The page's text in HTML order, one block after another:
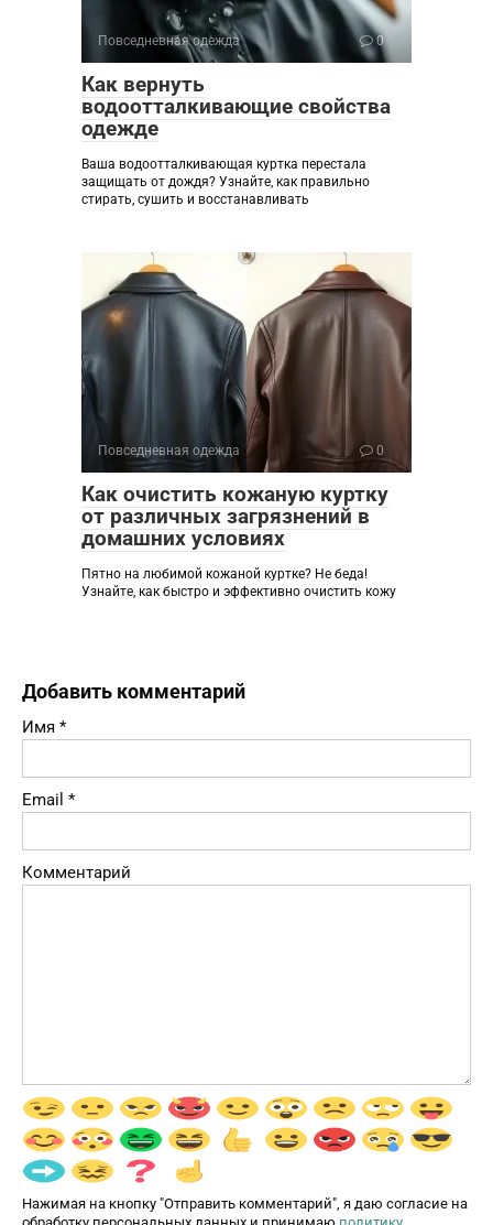
Повседневная одежда 0
Как вернуть
водоотталкивающие свойства
одежде
Ваша водоотталкивающая куртка перестала
защищать от дождя? Узнайте, как правильно
стирать, сушить и восстанавливать
Повседневная одежда 0
Как очистить кожаную куртку
от различных загрязнений в
домашних условиях
Пятно на любимой кожаной куртке? Не беда!
Узнайте, как быстро и эффективно очистить кожу
Добавить комментарий
Имя *
Email *
Комментарий
Нажимая на кнопку "Отправить комментарий", я даю согласие на